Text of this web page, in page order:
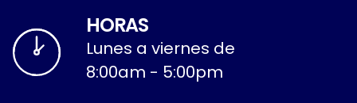
HORAS
Lunes a viernes de
8:00am - 5:00pm